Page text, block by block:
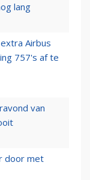
lang
Airbus
757's af te
van
door met